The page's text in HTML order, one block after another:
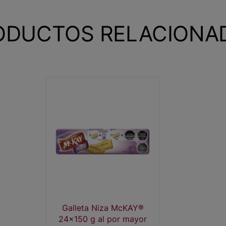
Galleta Niza McKAY️®
24x150 g al por mayor